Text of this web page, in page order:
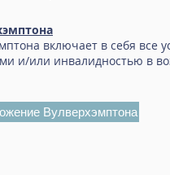
включает в себя все
и/или инвалидностью в
Вулверхэмптона